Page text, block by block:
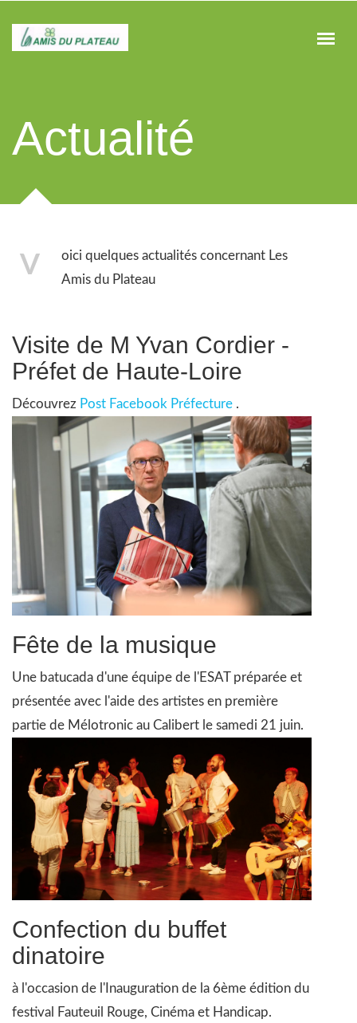
Actualité
V
oici quelques actualités concernant Les
Amis du Plateau
Visite de M Yvan Cordier -
Préfet de Haute-Loire
Découvrez Post Facebook Préfecture .
Fête de la musique
Une batucada d'une équipe de l'ESAT préparée et
présentée avec l'aide des artistes en première
partie de Mélotronic au Calibert le samedi 21 juin.
Confection du buffet
dinatoire
à l'occasion de l'Inauguration de la 6ème édition du
festival Fauteuil Rouge, Cinéma et Handicap.